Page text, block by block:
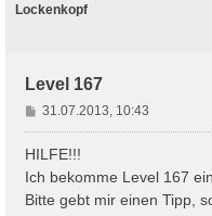
Lockenkopf
Level 167
B
e
i
r
a
31.07.2013, 10:43
HILFE!!!
Ich bekomme Level 167
Bitte gebt mir einen Tipp,